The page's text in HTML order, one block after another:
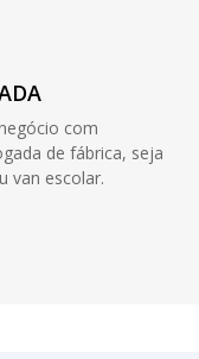
com
de fábrica, seja
van escolar.